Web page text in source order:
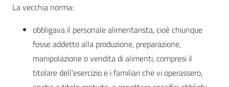
La vecchia norma:
obbligava il personale alimentarista, cioè chiunque
fosse addetto alla produzione, preparazione,
manipolazione o vendita di alimenti, compresi il
titolare dell’esercizio e i familiari che vi operassero,